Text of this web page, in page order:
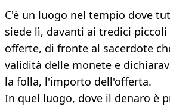
C'è un luogo nel tempio dove
siede lì, davanti ai tredici
offerte, di fronte al sacerdote
validità delle monete e
la folla, l'importo dell'offerta.
In quel luogo, dove il denaro è